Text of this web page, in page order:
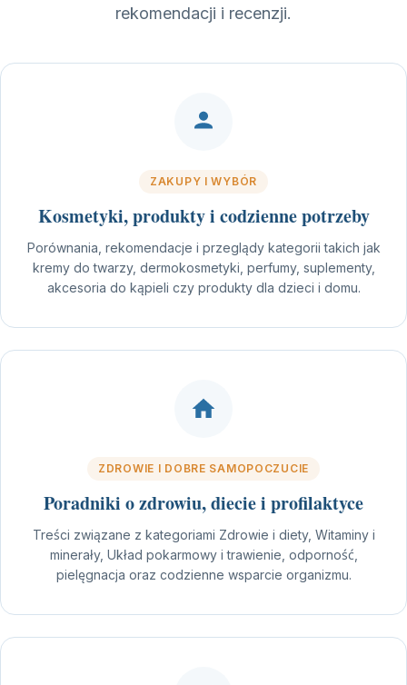
rekomendacji i recenzji.
ZAKUPY I WYBÓR
Kosmetyki, produkty i codzienne potrzeby
Porównania, rekomendacje i przeglądy kategorii takich jak
kremy do twarzy, dermokosmetyki, perfumy, suplementy,
akcesoria do kąpieli czy produkty dla dzieci i domu.
ZDROWIE I DOBRE SAMOPOCZUCIE
Poradniki o zdrowiu, diecie i profilaktyce
Treści związane z kategoriami Zdrowie i diety, Witaminy i
minerały, Układ pokarmowy i trawienie, odporność,
pielęgnacja oraz codzienne wsparcie organizmu.